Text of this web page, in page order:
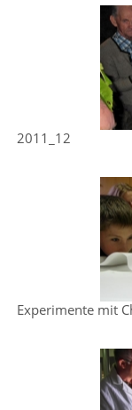
2011_12
Experimente mit